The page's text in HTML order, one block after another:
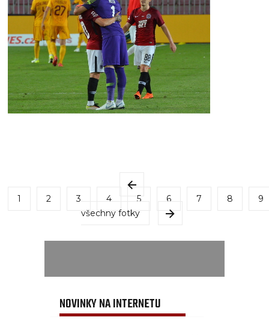
1 2 3 4 5 6 7 8
9
všechny fotky
NOVINKY NA INTERNETU